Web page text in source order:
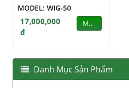
MODEL: WIG-50
17,000,000
đ
MUA
Danh Mục Sản Phẩm